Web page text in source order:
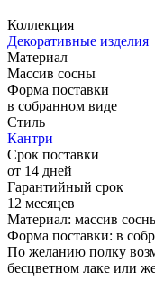
Коллекция
Декоративные изделия
Материал
Массив сосны
Форма поставки
в собранном виде
Стиль
Кантри
Срок поставки
от 14 дней
Гарантийный срок
12 месяцев
Материал: массив
Форма поставки: в
По желанию полку
бесцветном лаке или